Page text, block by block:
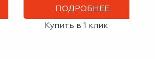
ПОДРОБНЕЕ
Купить в 1 клик